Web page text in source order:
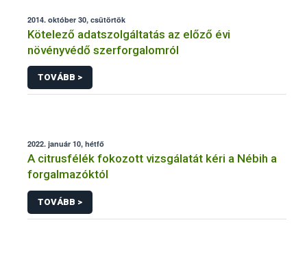
2014. október 30, csütörtök
Kötelező adatszolgáltatás az előző évi
növényvédő szerforgalomról
TOVÁBB >
2022. január 10, hétfő
A citrusfélék fokozott vizsgálatát kéri a Nébih a
forgalmazóktól
TOVÁBB >